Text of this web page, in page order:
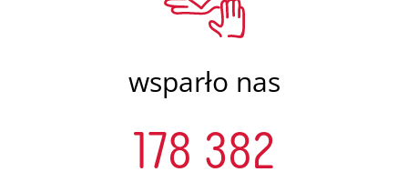
wsparło nas
178 382